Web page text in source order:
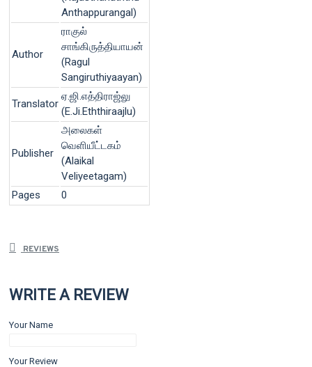
Anthappurangal)
Author
ராகுல்
சாங்கிருத்தியாயன்
(Ragul
Sangiruthiyaayan)
Translator
ஏ.ஜி.எத்திராஜ்லு
(E.Ji.Eththiraajlu)
Publisher
அலைகள்
வெளியீட்டகம்
(Alaikal
Veliyeetagam)
Pages
0
REVIEWS
WRITE A REVIEW
Your Name
Your Review